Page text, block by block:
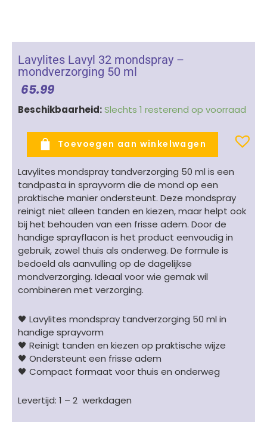
Lavylites Lavyl 32 mondspray –
mondverzorging 50 ml
65.99
Beschikbaarheid:Slechts 1 resterend op voorraad
Lavylites
mondspray
mondverzorging
50
ml
aantal
Toevoegen aan winkelwagen
Lavylites mondspray tandverzorging 50 ml is een
tandpasta in sprayvorm die de mond op een
praktische manier ondersteunt. Deze mondspray
reinigt niet alleen tanden en kiezen, maar helpt ook
bij het behouden van een frisse adem. Door de
handige sprayflacon is het product eenvoudig in
gebruik, zowel thuis als onderweg. De formule is
bedoeld als aanvulling op de dagelijkse
mondverzorging. Ideaal voor wie gemak wil
combineren met verzorging.
🖤 Lavylites mondspray tandverzorging 50 ml in
handige sprayvorm
🖤 Reinigt tanden en kiezen op praktische wijze
🖤 Ondersteunt een frisse adem
🖤 Compact formaat voor thuis en onderweg
Levertijd: 1 – 2 werkdagen